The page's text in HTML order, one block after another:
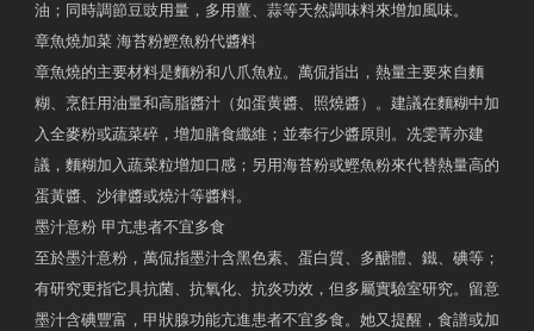
油；同時調節豆豉用量，多用薑、蒜等天然調味料來增加風味。
章魚燒加菜 海苔粉鰹魚粉代醬料
章魚燒的主要材料是麵粉和八爪魚粒。萬侃指出，熱量主要來自麵
糊、烹飪用油量和高脂醬汁（如蛋黄醬、照燒醬）。建議在麵糊中加
入全麥粉或蔬菜碎，增加膳食纖維；並奉行少醬原則。冼雯菁亦建
議，麵糊加入蔬菜粒增加口感；另用海苔粉或鰹魚粉來代替熱量高的
蛋黃醬、沙律醬或燒汁等醬料。
墨汁意粉 甲亢患者不宜多食
至於墨汁意粉，萬侃指墨汁含黑色素、蛋白質、多醣體、鐵、碘等；
有研究更指它具抗菌、抗氧化、抗炎功效，但多屬實驗室研究。留意
墨汁含碘豐富，甲狀腺功能亢進患者不宜多食。她又提醒，食譜或加